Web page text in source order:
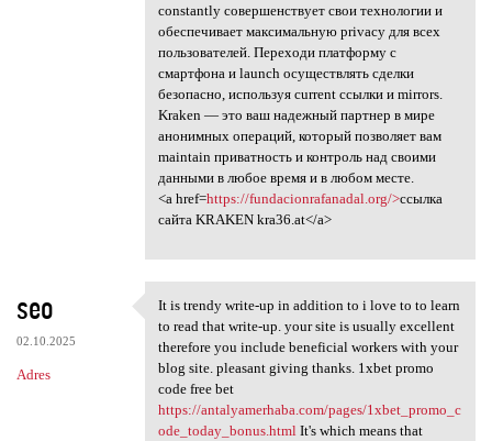
constantly совершенствует свои технологии и
обеспечивает максимальную privacy для всех
пользователей. Переходи платформу с
смартфона и launch осуществлять сделки
безопасно, используя current ссылки и mirrors.
Kraken — это ваш надежный партнер в мире
анонимных операций, который позволяет вам
maintain приватность и контроль над своими
данными в любое время и в любом месте.
<a href=https://fundacionrafanadal.org/>ссылка
сайта KRAKEN kra36.at</a>
seo
02.10.2025
Adres
It is trendy write-up in
It is trendy write-up in addition to i love to to learn
to read that write-up. your site is usually excellent
therefore you include beneficial workers with your
blog site. pleasant giving thanks. 1xbet promo
code free bet
https://antalyamerhaba.com/pages/1xbet_promo_c
ode_today_bonus.htmlIt's which means that